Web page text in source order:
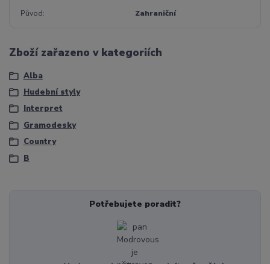
Původ Zahraniční
Zboží zařazeno v kategoriích
Alba
Hudební styly
Interpret
Gramodesky
Country
B
Potřebujete poradit?